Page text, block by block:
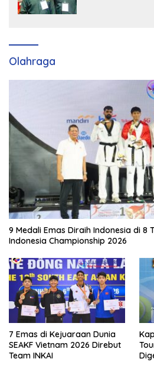
Olahraga
9 Medali Emas Diraih Indonesia di 8
Indonesia Championship 2026
7 Emas di Kejuaraan Dunia
SEAKF Vietnam 2026 Direbut
Team INKAI